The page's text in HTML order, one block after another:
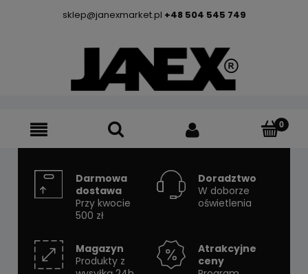
sklep@janexmarket.pl +48 504 545 749
Darmowa
dostawa
Przy kwocie
500 zł
Doradztwo
W doborze
oświetlenia
Magazyn
Produkty z
Atrakcyjne
ceny